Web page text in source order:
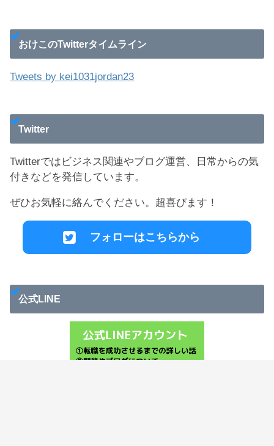
おけこのTwitterタイムライン
Tweets by kei1031jordan23
Twitter
Twitterではビジネス関連やブログ運営、日常からの気
付きなどを発信しています。
ぜひお気軽に絡んでください。超喜びます！
フォローはこちらから
公式LINE